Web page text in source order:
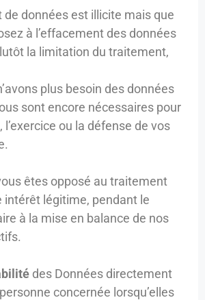
données est illicite mais que
à l’effacement des données
la limitation du traitement,
plus besoin des données
sont encore nécessaires pour
l’exercice ou la défense de vos
êtes opposé au traitement
intérêt légitime, pendant le
à la mise en balance de nos
des Données directement
concernée lorsqu’elles